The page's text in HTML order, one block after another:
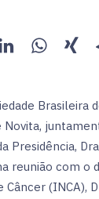
Brasileira
Novita,
Presidência,
reunião com o
(INCA),